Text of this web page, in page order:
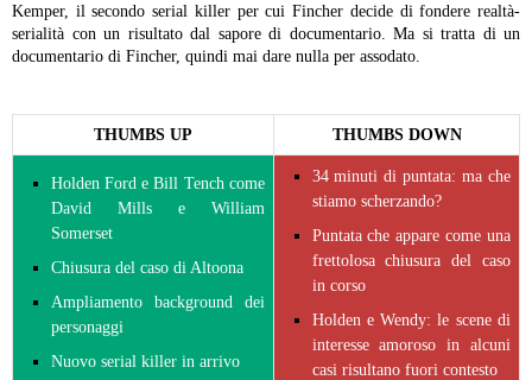
Kemper, il secondo serial killer per cui Fincher decide di fondere realtà-
serialità con un risultato dal sapore di documentario. Ma si tratta di un
documentario di Fincher, quindi mai dare nulla per assodato.
THUMBS UP THUMBS DOWN
Holden Ford e Bill Tench come
David Mills e William
Somerset
Chiusura del caso di Altoona
Ampliamento background dei
personaggi
Nuovo serial killer in arrivo
34 minuti di puntata: ma che
stiamo scherzando?
Puntata che appare come una
frettolosa chiusura del caso
in corso
Holden e Wendy: le scene di
interesse amoroso in alcuni
casi risultano fuori contesto